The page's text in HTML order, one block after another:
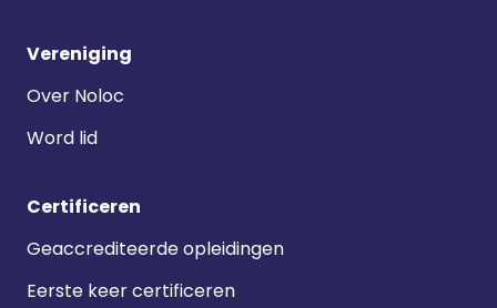
Vereniging
Over Noloc
Word lid
Certificeren
Geaccrediteerde opleidingen
Eerste keer certificeren